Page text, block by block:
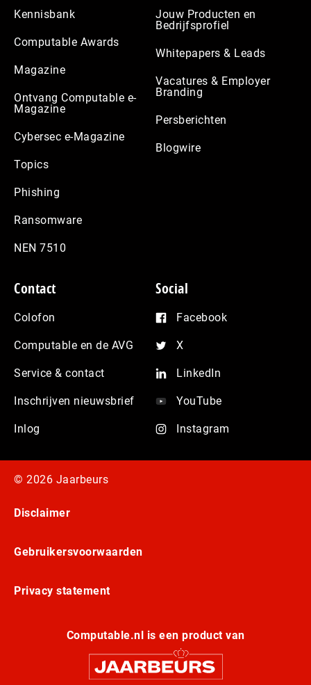
Kennisbank
Computable Awards
Magazine
Ontvang Computable e-
Magazine
Cybersec e-Magazine
Topics
Phishing
Ransomware
NEN 7510
Jouw Producten en
Bedrijfsprofiel
Whitepapers & Leads
Vacatures & Employer
Branding
Persberichten
Blogwire
Contact
Colofon
Computable en de AVG
Service & contact
Inschrijven nieuwsbrief
Inlog
Social
Facebook
X
LinkedIn
YouTube
Instagram
© 2026 Jaarbeurs
Disclaimer
Gebruikersvoorwaarden
Privacy statement
Computable.nl is een product van